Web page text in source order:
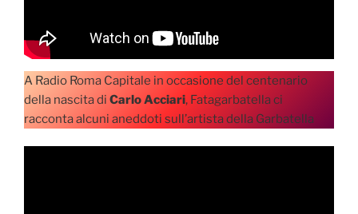
A Radio Roma Capitale in occasione del centenario
della nascita di Carlo Acciari, Fatagarbatella ci
racconta alcuni aneddoti sull’artista della Garbatella